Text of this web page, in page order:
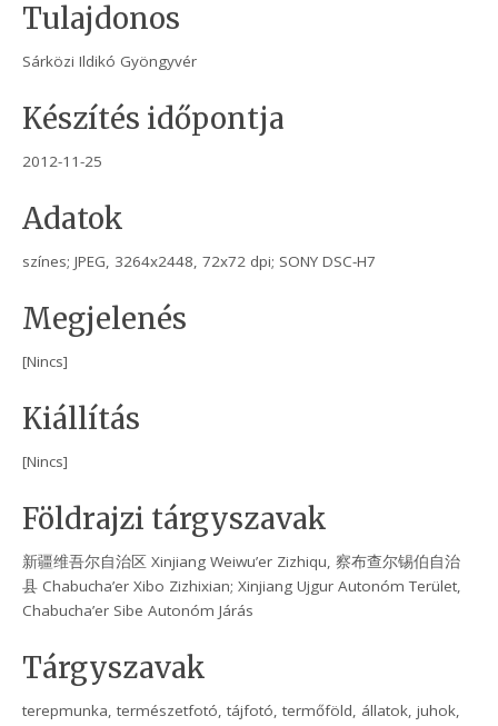
Tulajdonos
Sárközi Ildikó Gyöngyvér
Készítés időpontja
2012-11-25
Adatok
színes; JPEG, 3264x2448, 72x72 dpi; SONY DSC-H7
Megjelenés
[Nincs]
Kiállítás
[Nincs]
Földrajzi tárgyszavak
新疆维吾尔自治区 Xinjiang Weiwu’er Zizhiqu, 察布查尔锡伯自治
县 Chabucha’er Xibo Zizhixian; Xinjiang Ujgur Autonóm Terület,
Chabucha’er Sibe Autonóm Járás
Tárgyszavak
terepmunka, természetfotó, tájfotó, termőföld, állatok, juhok,